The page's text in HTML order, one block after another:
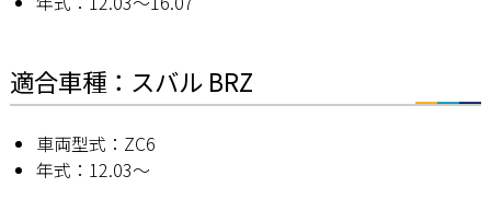
適合車種：スバル BRZ
車両型式：ZC6
年式：12.03〜